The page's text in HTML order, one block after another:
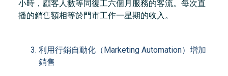
小時，顧客人數等同復工六個月服務的客流。每次直
播的銷售額相等於門市工作一星期的收入。
利用行銷自動化（Marketing Automation）增加
銷售